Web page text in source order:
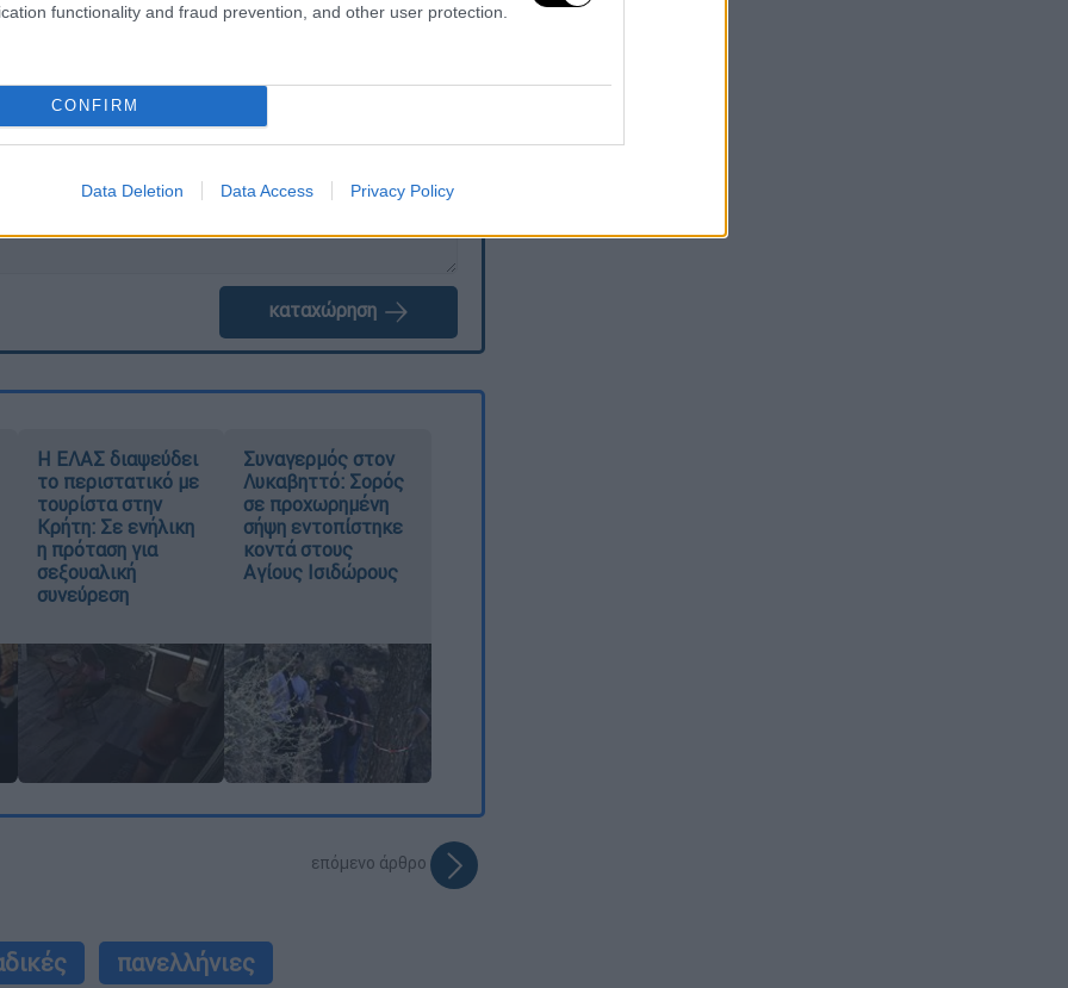
functionality and fraud prevention, and other user protection.
CONFIRM
Data Deletion Data Access Privacy Policy
ΕΘΝΟΣ θα παρεμβαίνει και τα προσβλητικά σχόλια θα
καταχώρηση
Η ΕΛΑΣ διαψεύδει
το περιστατικό με
τουρίστα στην
Κρήτη: Σε ενήλικη
η πρόταση για
σεξουαλική
συνεύρεση
Συναγερμός στον
Λυκαβηττό: Σορός
σε προχωρημένη
σήψη εντοπίστηκε
κοντά στους
Αγίους Ισιδώρους
επόμενο άρθρο
πανελλήνιες